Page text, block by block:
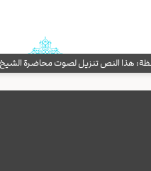
هذا النص تنزيل لصوت محاضرة الشيخ